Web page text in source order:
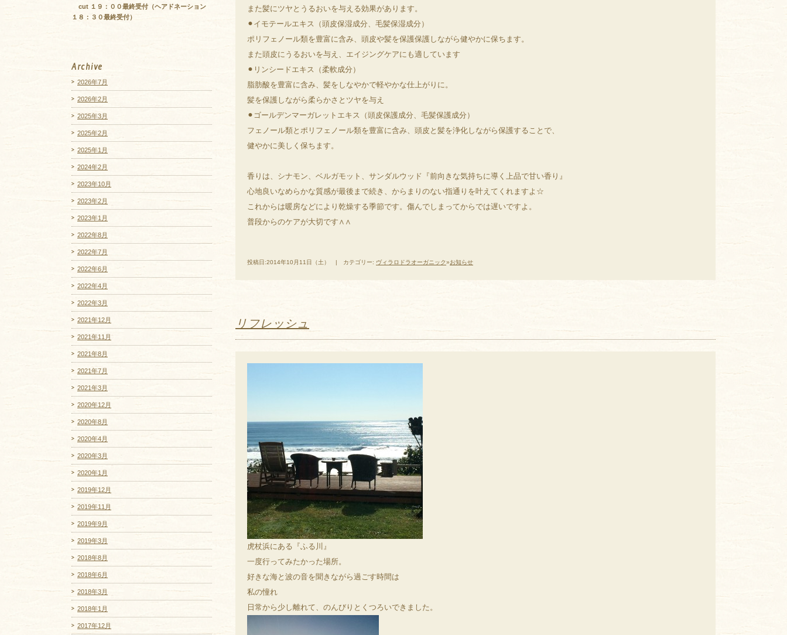
cut １９：００最終受付（ヘアドネーション
１８：３０最終受付）
Archive
2026年7月
2026年2月
2025年3月
2025年2月
2025年1月
2024年2月
2023年10月
2023年2月
2023年1月
2022年8月
2022年7月
2022年6月
2022年4月
2022年3月
2021年12月
2021年11月
2021年8月
2021年7月
2021年3月
2020年12月
2020年8月
2020年4月
2020年3月
2020年1月
2019年12月
2019年11月
2019年9月
2019年3月
2018年8月
2018年6月
2018年3月
2018年1月
2017年12月
また髪にツヤとうるおいを与える効果があります。
⚫︎イモテールエキス（頭皮保湿成分、毛髪保湿成分）
ポリフェノール類を豊富に含み、頭皮や髪を保護保護しながら健やかに保ちます。
また頭皮にうるおいを与え、エイジングケアにも適しています
⚫︎リンシードエキス（柔軟成分）
脂肪酸を豊富に含み、髪をしなやかで軽やかな仕上がりに。
髪を保護しながら柔らかさとツヤを与え
⚫︎ゴールデンマーガレットエキス（頭皮保護成分、毛髪保護成分）
フェノール類とポリフェノール類を豊富に含み、頭皮と髪を浄化しながら保護することで、
健やかに美しく保ちます。
香りは、シナモン、ベルガモット、サンダルウッド『前向きな気持ちに導く上品で甘い香り』
心地良いなめらかな質感が最後まで続き、からまりのない指通りを叶えてくれますよ☆
これからは暖房などにより乾燥する季節です。傷んでしまってからでは遅いですよ。
普段からのケアが大切です∧∧
投稿日:2014年10月11日（土） | カテゴリー: ヴィラロドラオーガニック»お知らせ
リフレッシュ
虎杖浜にある『ふる川』
一度行ってみたかった場所。
好きな海と波の音を聞きながら過ごす時間は
私の憧れ
日常から少し離れて、のんびりとくつろいできました。